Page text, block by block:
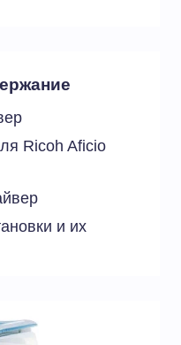
Ricoh Aficio
и их